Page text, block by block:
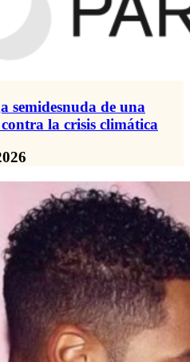
semidesnuda de una
la crisis climática